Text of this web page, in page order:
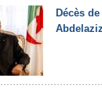
Décès